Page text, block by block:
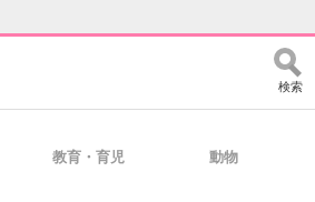
検索
教育・育児 動物